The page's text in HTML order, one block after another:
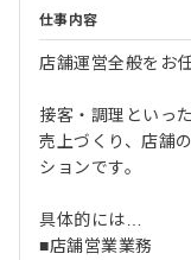
仕事内容
店舗運営全般をお
接客・調理といっ
売上づくり、店舗
ションです。
具体的には…
■店舗営業業務